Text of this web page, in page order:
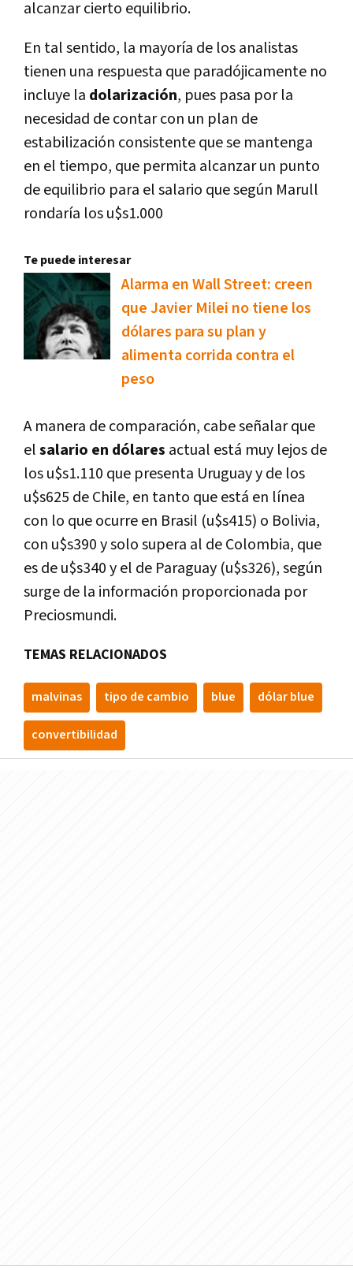
alcanzar cierto equilibrio.
En tal sentido, la mayoría de los analistas
tienen una respuesta que paradójicamente no
incluye la dolarización, pues pasa por la
necesidad de contar con un plan de
estabilización consistente que se mantenga
en el tiempo, que permita alcanzar un punto
de equilibrio para el salario que según Marull
rondaría los u$s1.000
Te puede interesar
Alarma en Wall Street: creen
que Javier Milei no tiene los
dólares para su plan y
alimenta corrida contra el
peso
A manera de comparación, cabe señalar que
elsalario en dólares actual está muy lejos de
los u$s1.110 que presenta Uruguay y de los
u$s625 de Chile, en tanto que está en línea
con lo que ocurre en Brasil (u$s415) o Bolivia,
con u$s390 y solo supera al de Colombia, que
es de u$s340 y el de Paraguay (u$s326), según
surge de la información proporcionada por
Preciosmundi.
TEMAS RELACIONADOS
malvinas tipo de cambio blue dólar blue
convertibilidad